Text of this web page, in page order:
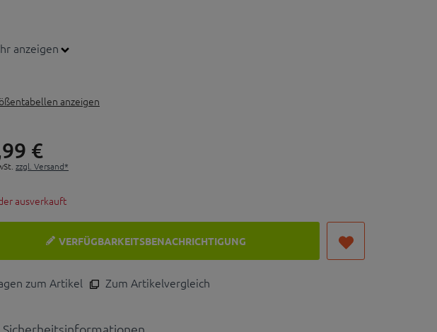
anzeigen
anzeigen
99 €
zzgl. Versand*
ausverkauft
VERFÜGBARKEITSBENACHRICHTIGUNG
zum Artikel Zum Artikelvergleich